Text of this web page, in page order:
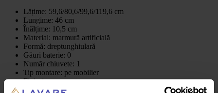
Lățime: 59,6/80,6/99,6/119,6 cm
Lungime: 46 cm
Înălțime: 10,5 cm
Material: marmură artificială
Formă: dreptunghiulară
Găuri baterie: 0
Număr chiuvete: 1
Tip montare: pe mobilier
Finisaj: marmorat